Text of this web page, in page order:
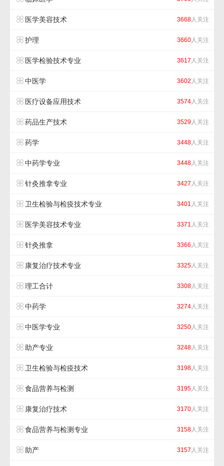
医学美容技术 3668人关注
护理 3660人关注
医学检验技术专业 3617 人关注
中医学 3602 人关注
医疗设备应用技术 3574人关注
药品生产技术 3529人关注
药学 3448人关注
中药学专业 3448人关注
针灸推拿专业 3427 人关注
卫生检验与检疫技术专业 3401 人关注
医学美容技术专业 3371 人关注
针灸推拿 3366 人关注
康复治疗技术专业 3325人关注
理工合计 3308人关注
中药学 3274人关注
中医学专业 3250人关注
助产专业 3248人关注
卫生检验与检疫技术 3198人关注
食品营养与检测 3195人关注
康复治疗技术 3170人关注
食品营养与检测专业 3158人关注
助产 3157 人关注